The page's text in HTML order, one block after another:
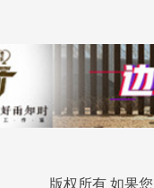
版权所有 如果